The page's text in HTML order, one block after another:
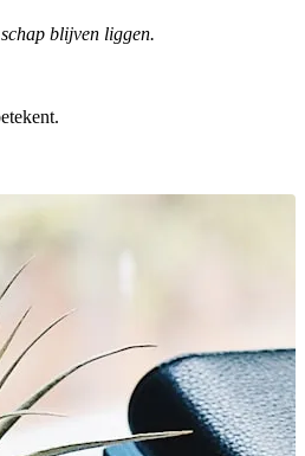
blijven liggen.